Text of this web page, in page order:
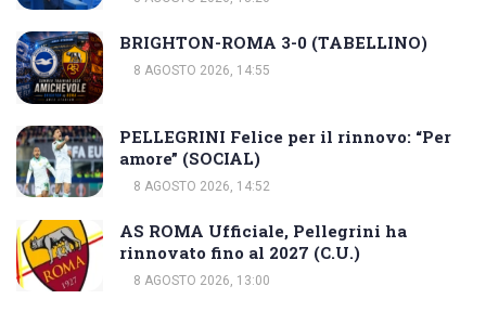
BRIGHTON-ROMA 3-0 (TABELLINO)
8 AGOSTO 2026, 14:55
PELLEGRINI Felice per il rinnovo: “Per
amore” (SOCIAL)
8 AGOSTO 2026, 14:52
AS ROMA Ufficiale, Pellegrini ha
rinnovato fino al 2027 (C.U.)
8 AGOSTO 2026, 13:00